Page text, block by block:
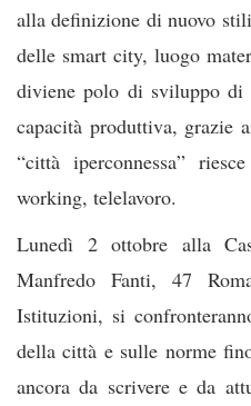
alla definizione di nuovo
delle smart city, luogo
diviene polo di sviluppo di
capacità produttiva, grazie
“città iperconnessa”
working, telelavoro.
Lunedì 2 ottobre alla
Manfredo Fanti, 47
Istituzioni, si
della città e sulle norme
ancora da scrivere e da